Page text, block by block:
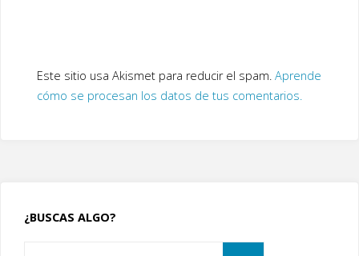
Este sitio usa Akismet para reducir el spam. Aprende
cómo se procesan los datos de tus comentarios.
¿BUSCAS ALGO?